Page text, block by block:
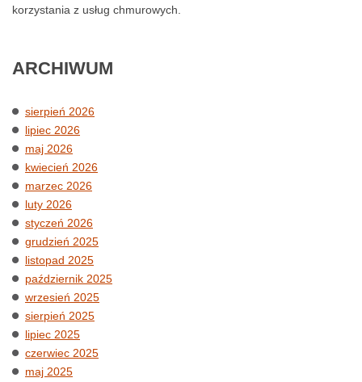
korzystania z usług chmurowych.
ARCHIWUM
sierpień 2026
lipiec 2026
maj 2026
kwiecień 2026
marzec 2026
luty 2026
styczeń 2026
grudzień 2025
listopad 2025
październik 2025
wrzesień 2025
sierpień 2025
lipiec 2025
czerwiec 2025
maj 2025